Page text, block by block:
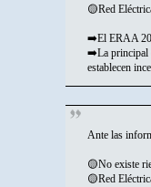
🟡Red
➡️El ERAA
➡️La principal
establecen
Ante las
🟡No existe
🟡Red